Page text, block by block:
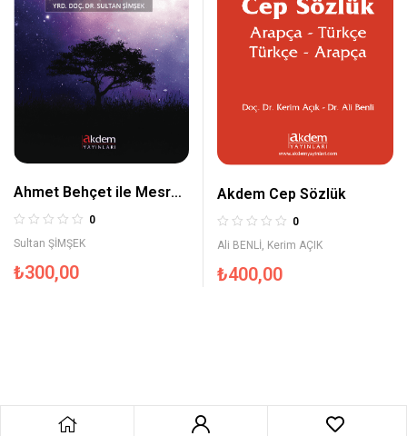
Ahmet Behçet ile Mesrur
ve Makrur Romanı Bir
Ahiret Hikayesi
0
Sultan ŞİMŞEK
₺300,00
Akdem Cep Sözlük
0
Ali BENLİ, Kerim AÇIK
₺400,00